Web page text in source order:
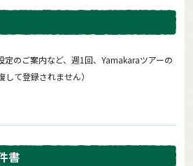
定のご案内など、週1回、Yamakaraツアーの
て登録されません）
書